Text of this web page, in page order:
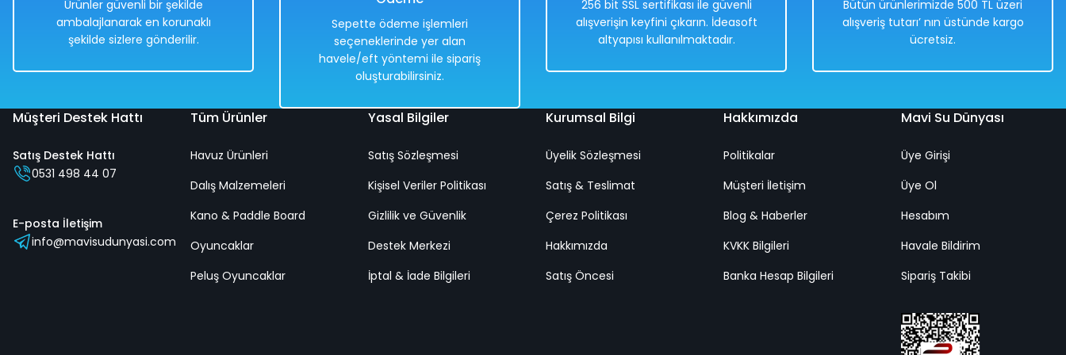
1.706,25 TL
Hızlı
%52
1.706,25 TL
819,00 TL
Altis Palet 36-37 Numara - Mavi Su Dünyası Mavi - 36-37 TNT Palet Mor - 35-36 Palet Mavi Siyah Mavi - Siyah - 32-33
Ürünler güvenli bir şekilde
ambalajlanarak en korunaklı
şekilde sizlere gönderilir.
Sepette ödeme işlemleri
seçeneklerinde yer alan
havele/eft yöntemi ile sipariş
oluşturabilirsiniz.
256 bit SSL sertifikası ile güvenli
alışverişin keyfini çıkarın. İdeasoft
altyapısı kullanılmaktadır.
Bütün ürünlerimizde 500 TL üzeri
alışveriş tutarı’ nın üstünde kargo
ücretsiz.
Müşteri Destek Hattı
Satış Destek Hattı
0531 498 44 07
E-posta İletişim
info@mavisudunyasi.com
Tüm Ürünler
Havuz Ürünleri
Dalış Malzemeleri
Kano & Paddle Board
Oyuncaklar
Peluş Oyuncaklar
Yasal Bilgiler
Satış Sözleşmesi
Kişisel Veriler Politikası
Gizlilik ve Güvenlik
Destek Merkezi
İptal & İade Bilgileri
Kurumsal Bilgi
Üyelik Sözleşmesi
Satış & Teslimat
Çerez Politikası
Hakkımızda
Satış Öncesi
Hakkımızda
Politikalar
Müşteri İletişim
Blog & Haberler
KVKK Bilgileri
Banka Hesap Bilgileri
Mavi Su Dünyası
Üye Girişi
Üye Ol
Hesabım
Havale Bildirim
Sipariş Takibi